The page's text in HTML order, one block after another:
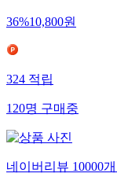
36%10,800원
324적립
120명구매중
네이버리뷰 10000